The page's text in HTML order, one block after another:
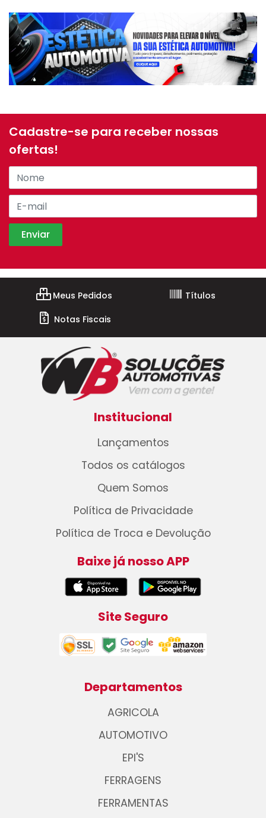
Cadastre-se para receber nossas
ofertas!
Meus Pedidos
Títulos
Notas Fiscais
Institucional
Lançamentos
Todos os catálogos
Quem Somos
Política de Privacidade
Política de Troca e Devolução
Baixe já nosso APP
Site Seguro
Departamentos
AGRICOLA
AUTOMOTIVO
EPI'S
FERRAGENS
FERRAMENTAS